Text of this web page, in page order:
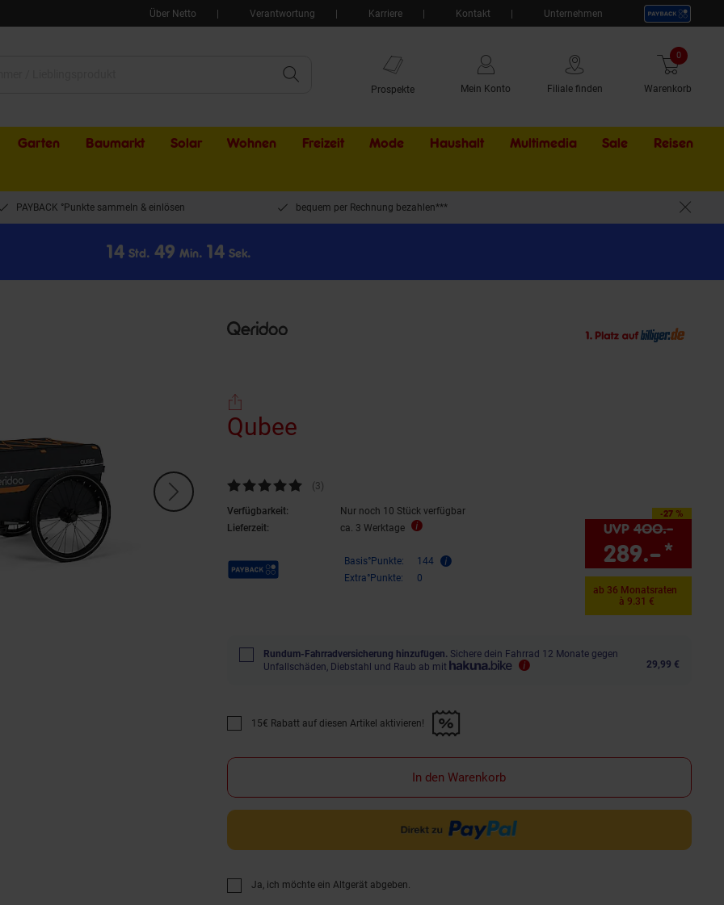
Über Netto Verantwortung Karriere Kontakt Unternehmen
Prospekte Mein Konto Filiale finden Warenkorb
0 Artikel
Garten Baumarkt Solar Wohnen Freizeit Mode Haushalt Multimedia Sale Externer
Reisen
PAYBACK °Punkte sammeln & einlösen bequem per Rechnung bezahlen***
14 Std. 49 Min. 13 Sek.
Qubee
Kundenbewertung: 5 von 5 Sternen
(3Kundenbewertungen
)
Verfügbarkeit:
Nur noch 10 Stück verfügbar
Lieferzeit:
ca. 3 Werktage
Payback Punkte Basis°Punkte:
144
Extra°Punkte:
0
-27 %
Sie Sparen 27 Prozent,
UVP 400.–
289.–*
ab 36 Monatsraten
à 9.31 €
Rundum-Fahrradversicherung hinzufügen. Sichere dein Fahrrad 12 Monate gegen
Unfallschäden, Diebstahl und Raub ab mit
29,99 €
Promotion "15€ Rabatt auf diesen Artikel aktivieren!" anwenden
15€ Rabatt auf diesen Artikel aktivieren!
In den Warenkorb
Ja, ich möchte ein Altgerät abgeben.